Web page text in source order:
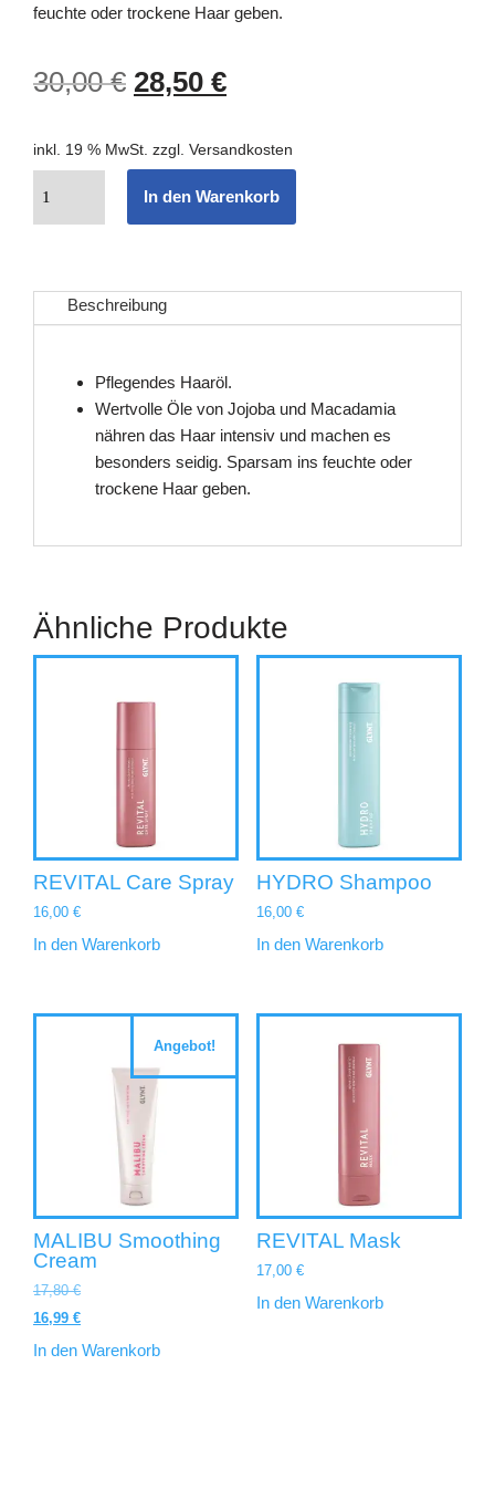
feuchte oder trockene Haar geben.
30,00€ 28,50 €
inkl. 19 % MwSt. zzgl. Versandkosten
In den Warenkorb
Beschreibung
Pflegendes Haaröl.
Wertvolle Öle von Jojoba und Macadamia
nähren das Haar intensiv und machen es
besonders seidig. Sparsam ins feuchte oder
trockene Haar geben.
Ähnliche Produkte
REVITAL Care Spray
16,00 €
In den Warenkorb
HYDRO Shampoo
16,00 €
In den Warenkorb
Angebot!
MALIBU Smoothing
Cream
17,80€
16,99 €
In den Warenkorb
REVITAL Mask
17,00 €
In den Warenkorb